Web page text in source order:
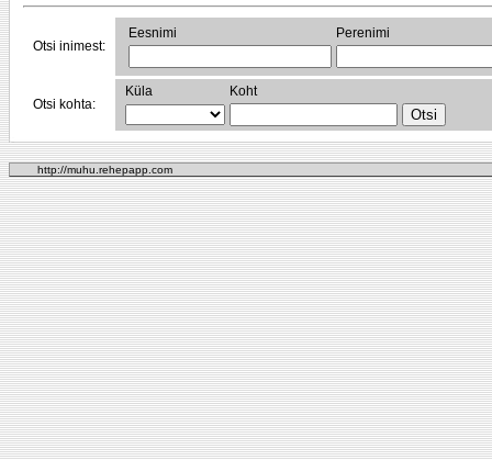
Otsi inimest:
Eesnimi Perenimi
Otsi kohta:
Küla Koht
http://muhu.rehepapp.com